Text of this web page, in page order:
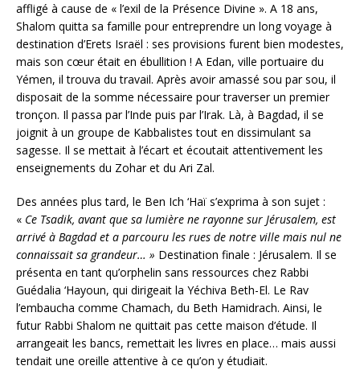
affligé à cause de « l’exil de la Présence Divine ». A 18 ans,
Shalom quitta sa famille pour entreprendre un long voyage à
destination d’Erets Israël : ses provisions furent bien modestes,
mais son cœur était en ébullition ! A Edan, ville portuaire du
Yémen, il trouva du travail. Après avoir amassé sou par sou, il
disposait de la somme nécessaire pour traverser un premier
tronçon. Il passa par l’Inde puis par l’Irak. Là, à Bagdad, il se
joignit à un groupe de Kabbalistes tout en dissimulant sa
sagesse. Il se mettait à l’écart et écoutait attentivement les
enseignements du Zohar et du Ari Zal.
Des années plus tard, le Ben Ich ‘Haï s’exprima à son sujet :
« Ce Tsadik, avant que sa lumière ne rayonne sur Jérusalem, est
arrivé à Bagdad et a parcouru les rues de notre ville mais nul ne
connaissait sa grandeur… » Destination finale : Jérusalem. Il se
présenta en tant qu’orphelin sans ressources chez Rabbi
Guédalia ‘Hayoun, qui dirigeait la Yéchiva Beth-El. Le Rav
l’embaucha comme Chamach, du Beth Hamidrach. Ainsi, le
futur Rabbi Shalom ne quittait pas cette maison d’étude. Il
arrangeait les bancs, remettait les livres en place… mais aussi
tendait une oreille attentive à ce qu’on y étudiait.